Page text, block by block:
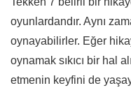
oyunlardandır. Aynı
oynayabilirler. Eğer
oynamak sıkıcı bir hal
etmenin keyfini de